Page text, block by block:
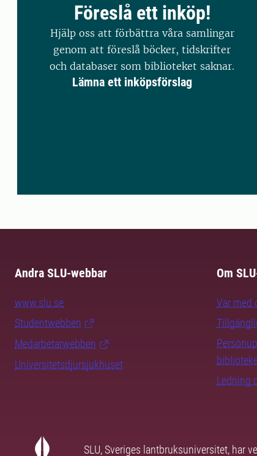
Föreslå ett inköp!
Hjälp oss att förbättra våra samlingar
genom att föreslå böcker, tidskrifter
och databaser som biblioteket saknar.
Lämna ett inköpsförslag
Andra SLU-webbar
www.slu.se
Studentwebben
Medarbetarwebben
Universitetsdjursjukhuset
Om
Var med
Ledning
SLU, Sveriges lantbruksuniversitet, har